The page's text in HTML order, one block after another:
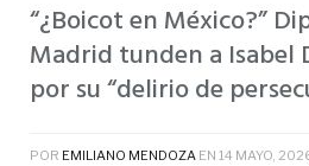
“¿Boicot en México?”
Madrid tunden a Isabel
por su “delirio de
POR EMILIANO MENDOZA EN 14 MAYO,